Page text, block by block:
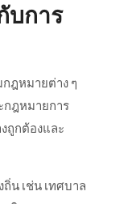
บการ
ฎหมายต่าง ๆ
ฎหมายการ
ถูกต้องและ
น เช่น เทศบาล